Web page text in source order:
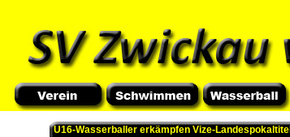
U16-Wasserballer erkämpfen Vize-Landespokaltitel